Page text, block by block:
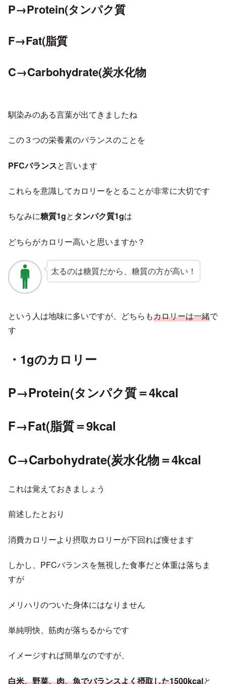
P→Protein(タンパク質
F→Fat(脂質
C→Carbohydrate(炭水化物
馴染みのある言葉が出てきましたね
この３つの栄養素のバランスのことを
PFCバランスと言います
これらを意識してカロリーをとることが非常に大切です
ちなみに糖質1gとタンパク質1gは
どちらがカロリー高いと思いますか？
太るのは糖質だから、糖質の方が高い！
という人は地味に多いですが、どちらもカロリーは一緒で
す
・1gのカロリー
P→Protein(タンパク質＝4kcal
F→Fat(脂質＝9kcal
C→Carbohydrate(炭水化物＝4kcal
これは覚えておきましょう
前述したとおり
消費カロリーより摂取カロリーが下回れば痩せます
しかし、PFCバランスを無視した食事だと体重は落ちま
すが
メリハリのついた身体にはなりません
単純明快、筋肉が落ちるからです
イメージすれば簡単なのですが、
白米、野菜、肉、魚でバランスよく摂取した1500kcalと